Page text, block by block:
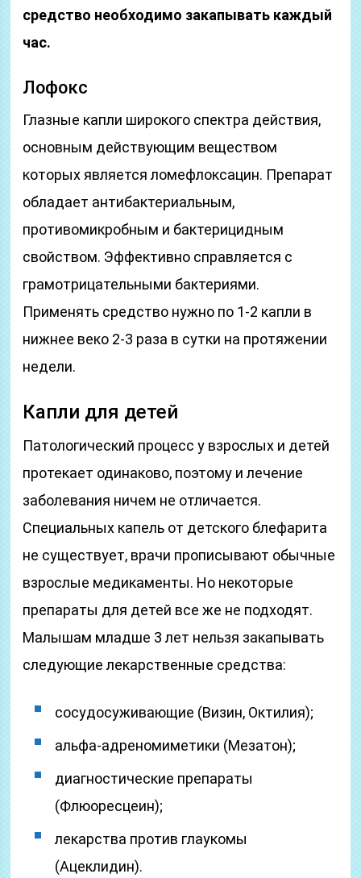
средство необходимо закапывать каждый
час.
Лофокс
Глазные капли широкого спектра действия,
основным действующим веществом
которых является ломефлоксацин. Препарат
обладает антибактериальным,
противомикробным и бактерицидным
свойством. Эффективно справляется с
грамотрицательными бактериями.
Применять средство нужно по 1-2 капли в
нижнее веко 2-3 раза в сутки на протяжении
недели.
Капли для детей
Патологический процесс у взрослых и детей
протекает одинаково, поэтому и лечение
заболевания ничем не отличается.
Специальных капель от детского блефарита
не существует, врачи прописывают обычные
взрослые медикаменты. Но некоторые
препараты для детей все же не подходят.
Малышам младше 3 лет нельзя закапывать
следующие лекарственные средства:
сосудосуживающие (Визин, Октилия);
альфа-адреномиметики (Мезатон);
диагностические препараты
(Флюоресцеин);
лекарства против глаукомы
(Ацеклидин).